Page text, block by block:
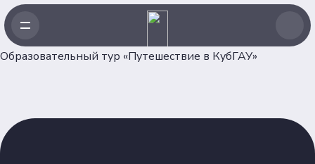
Образовательный тур «Путешествие в КубГАУ»